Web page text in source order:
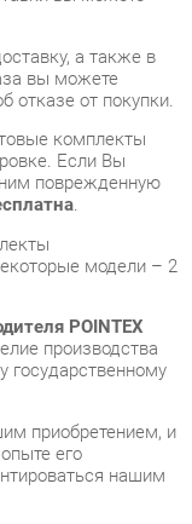
комплекты
Если Вы
поврежденную
.
модели – 2
POINTEX
производства
и
его
нашим
между собой в